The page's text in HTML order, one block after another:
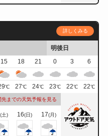
詳しくみる
明後日
15 18 21 0 3
6
℃ 27℃ 24℃ 23℃ 22℃ 22℃
先までの天気予報を見る
(土) 16(日) 17(月)